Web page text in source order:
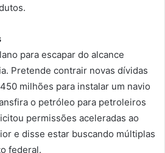
para escapar do alcance
Pretende contrair novas dívidas
milhões para instalar um navio
o petróleo para petroleiros
permissões aceleradas ao
e disse estar buscando múltiplas
federal.